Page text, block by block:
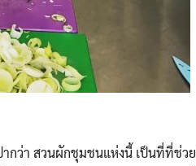
กว่า สวนผักชุมชนแห่งนี้ เป็นที่ที่ช่ว